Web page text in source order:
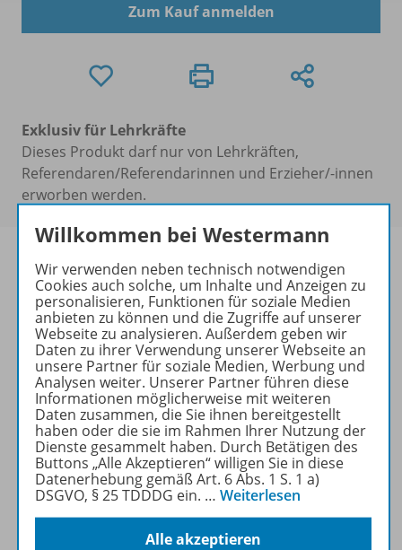
Zum Kauf anmelden
Exklusiv für Lehrkräfte
Dieses Produkt darf nur von Lehrkräften,
Referendaren/Referendarinnen und Erzieher/-innen
erworben werden.
Produktinformationen
Beschreibung
Zugehörige Produkte
Benachrichtigungs-Service
Willkommen bei Westermann
Wir verwenden neben technisch notwendigen
Cookies auch solche, um Inhalte und Anzeigen zu
personalisieren, Funktionen für soziale Medien
anbieten zu können und die Zugriffe auf unserer
Webseite zu analysieren. Außerdem geben wir
Daten zu ihrer Verwendung unserer Webseite an
unsere Partner für soziale Medien, Werbung und
Analysen weiter. Unserer Partner führen diese
Informationen möglicherweise mit weiteren
Daten zusammen, die Sie ihnen bereitgestellt
haben oder die sie im Rahmen Ihrer Nutzung der
Dienste gesammelt haben. Durch Betätigen des
Buttons „Alle Akzeptieren“ willigen Sie in diese
Datenerhebung gemäß Art. 6 Abs. 1 S. 1 a)
DSGVO, § 25 TDDDG ein. … Weiterlesen
Alle akzeptieren